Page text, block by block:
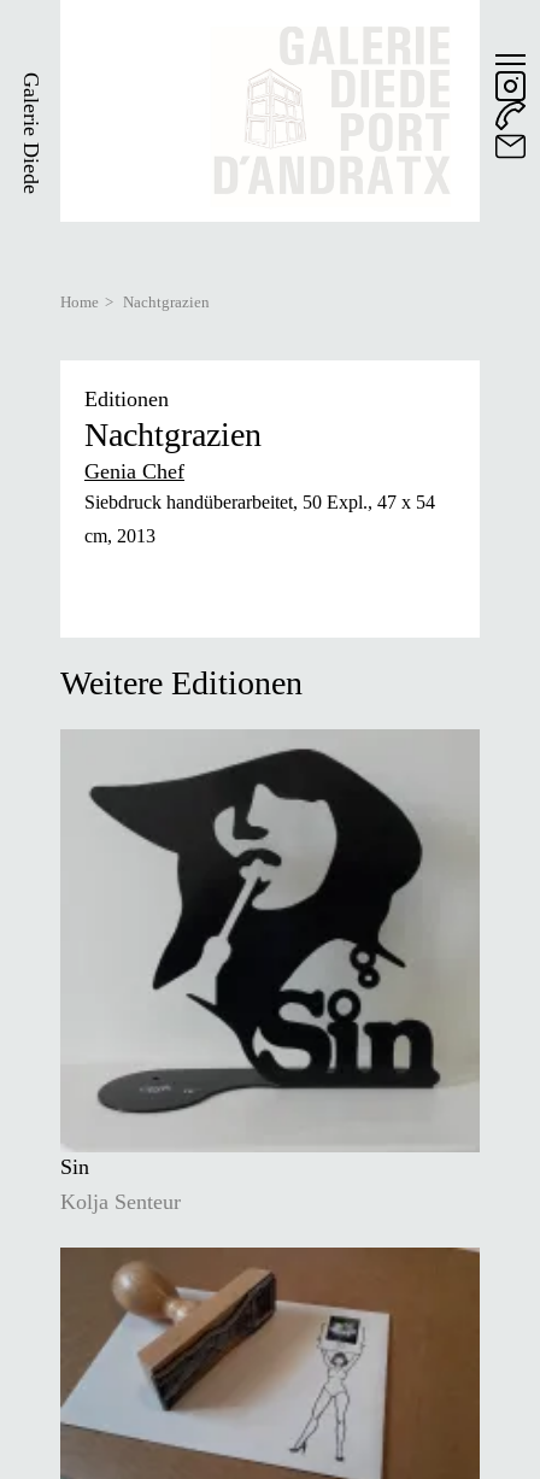
main
content
Galerie Diede
Breadcrumb
Home Nachtgrazien
Editionen
Nachtgrazien
Genia Chef
Siebdruck handüberarbeitet, 50 Expl., 47 x 54
cm, 2013
Weitere Editionen
Sin
Kolja Senteur